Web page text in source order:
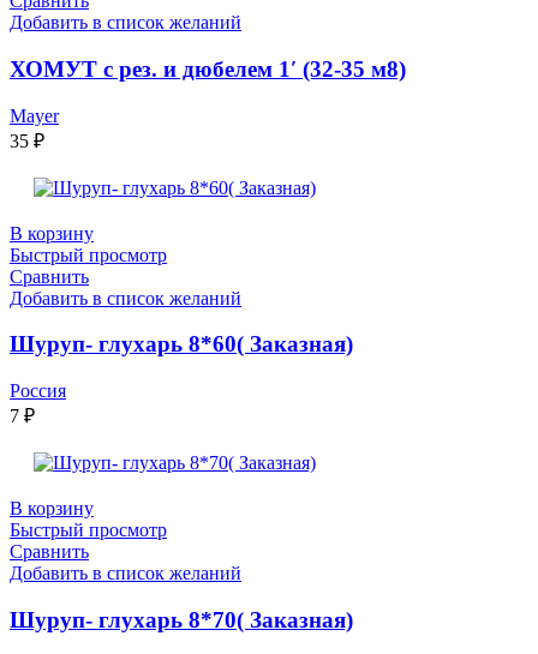
Добавить в список желаний
ХОМУТ с рез. и дюбелем 1′ (32-35 м8)
Mayer
35 ₽
В корзину
Быстрый просмотр
Сравнить
Добавить в список желаний
Шуруп- глухарь 8*60( Заказная)
Россия
7 ₽
В корзину
Быстрый просмотр
Сравнить
Добавить в список желаний
Шуруп- глухарь 8*70( Заказная)